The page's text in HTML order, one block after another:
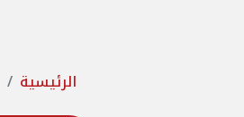
الرئيسية